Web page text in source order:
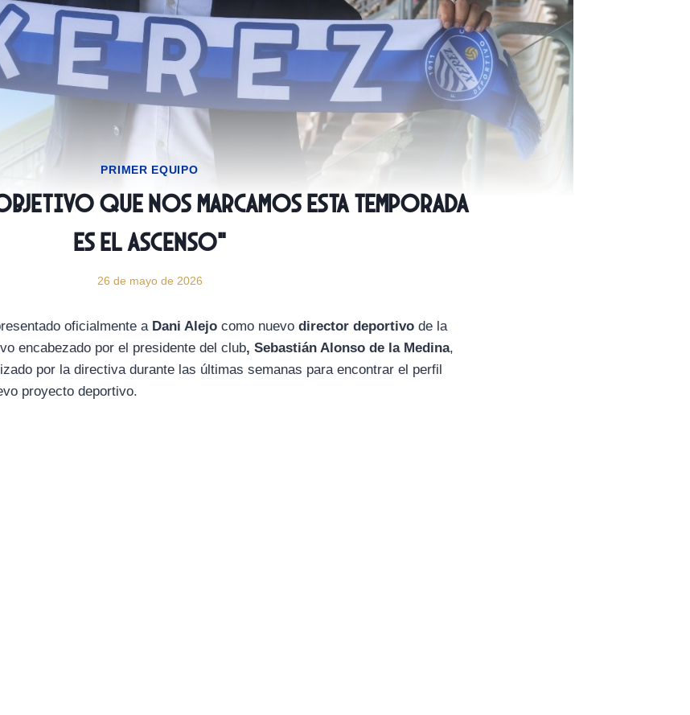
PRIMER EQUIPO
que nos marcamos esta temporada
es el ascenso”
26 de mayo de 2026
oficialmente a Dani Alejo como nuevo director deportivo de la
encabezado por el presidente del club, Sebastián Alonso de la Medina,
por la directiva durante las últimas semanas para encontrar el perfil
proyecto deportivo.